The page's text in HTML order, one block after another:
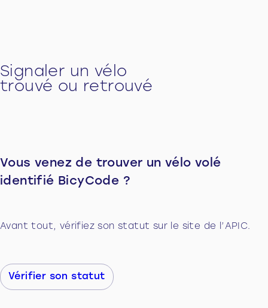
Signaler un vélo
trouvé ou retrouvé
Vous venez de trouver un vélo volé
identifié BicyCode ?
Avant tout, vérifiez son statut sur le site de l’APIC.
Vérifier son statut